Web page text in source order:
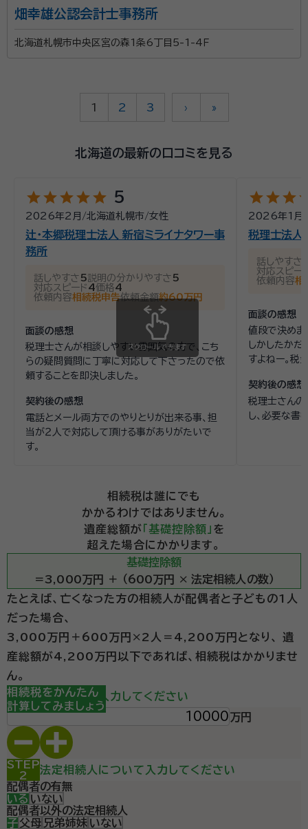
畑幸雄公認会計士事務所
北海道札幌市中央区宮の森1条6丁目5-1-4Ｆ
1 2 3 › »
北海道の最新の口コミを見る
starstarstarstarstar 5
2026年2月 /北海道札幌市/女性
辻・本郷税理士法人 新宿ミライナタワー事
務所
話しやすさ 5説明の分かりやすさ 5
対応スピード 4価格4
依頼内容相続税申告依頼金額約60万円
面談の感想
税理士さんが相談しやすい雰囲気の方で、こち
らの疑問質問に丁寧に対応して下さったので依
頼することを即決しました。
契約後の感想
電話とメール両方でのやりとりが出来る事、担
当が２人で対応して頂ける事がありがたいで
す。
starstarstar
2026年1月
税理士法人
話しやすさ
対応スピー
依頼内容相
面談の感想
値段で決めま
しかしたか
すよねー。税
契約後の感想
税理士さんの
し、必要な書
スクロールできます
相続税は誰にでも
かかるわけではありません。
遺産総額が 「基礎控除額」 を
超えた場合にかかります。
基礎控除額
＝3,000万円 ＋ （600万円 × 法定相続人の数）
たとえば、亡くなった方の相続人が配偶者と子どもの1人
だった場合、
3,000万円＋600万円×2人＝4,200万円となり、
遺
産総額が4,200万円以下であれば、相続税はかかりませ
ん。
相続税をかんたん
計算してみましょう
STEP
1
遺産総額を入力してください
万円
STEP
2
法定相続人について入力してください
配偶者の有無
いる いない
配偶者以外の法定相続人
子父母 兄弟姉妹 いない